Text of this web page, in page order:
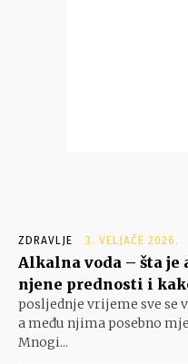
ZDRAVLJE 3. VELJAČE 2026.
Alkalna voda – šta je
njene prednosti i
posljednje vrijeme sve se
a među njima posebno
Mnogi...